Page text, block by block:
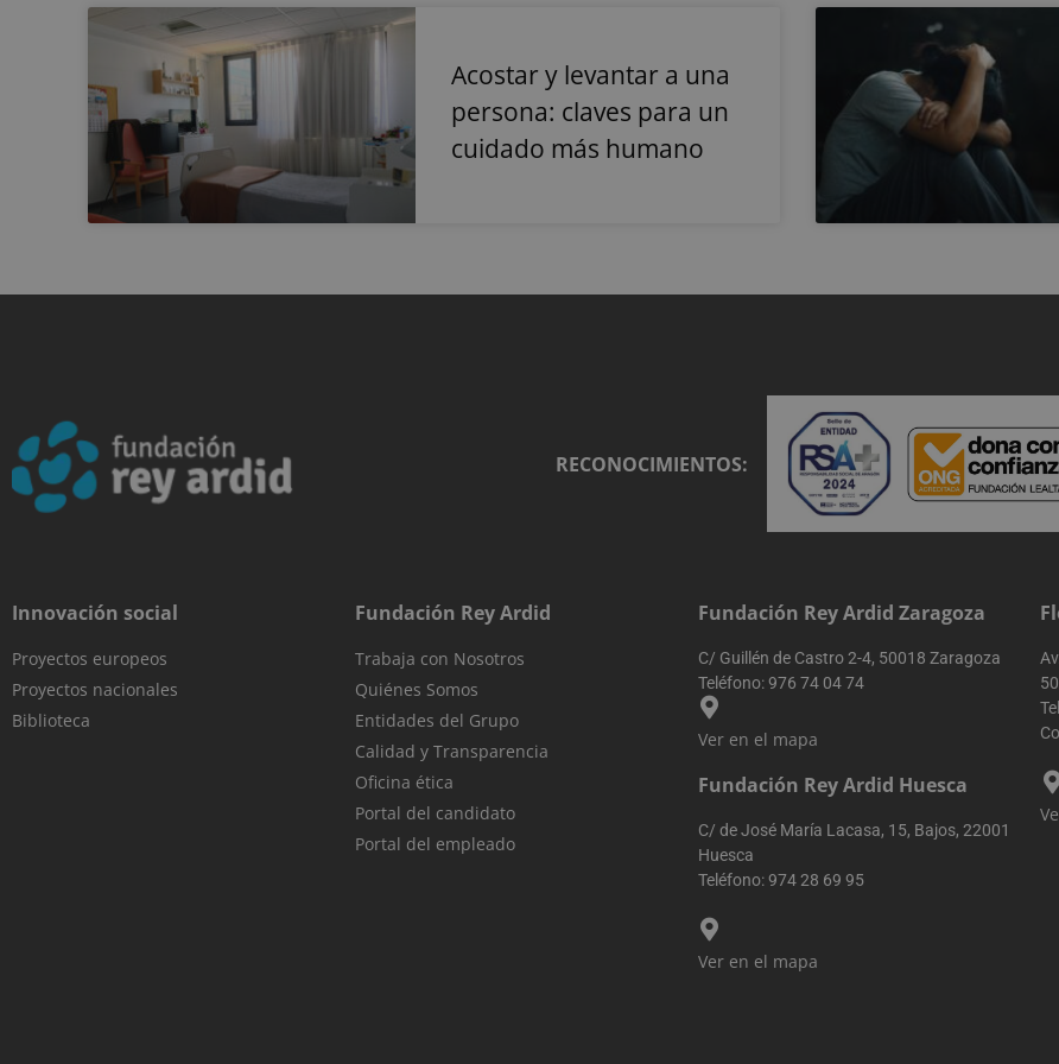
Acostar y levantar a una
persona: claves para un
cuidado más humano
RECONOCIMIENTOS:
Innovación social
Proyectos europeos
Proyectos nacionales
Biblioteca
Fundación Rey Ardid
Trabaja con Nosotros
Quiénes Somos
Entidades del Grupo
Calidad y Transparencia
Oficina ética
Portal del candidato
Portal del empleado
Fundación Rey Ardid Zaragoza
C/ Guillén de Castro 2-4, 50018 Zaragoza
Teléfono:976 74 04 74
Ver en el mapa
Fundación Rey Ardid Huesca
C/ de José María Lacasa, 15, Bajos, 22001
Huesca
Teléfono:974 28 69 95
Ver en el mapa
Esta cookie se utiliza para almacenar información
para distinguir entre usuarios y sesiones.
como fuente de tráfico, datos de campaña y
usuario para ayudar en el seguimiento y análisis de
campañas de marketing.
sbjs_current
Esta cookie se utiliza para rastrear las actividades e
usuarios en todo el sitio web para facilitar un mejor
comprensión de las fuentes de tráfico y el
Esta cookie se utiliza para rastrear las interacciones
migración entre diferentes páginas o secciones del
Esta cookie se utiliza para almacenar datos
ayudar a supervisar y analizar la eficacia de las
optimizar la experiencia del usuario en el sitio web.
Esta cookie se utiliza para rastrear la actividad y las
para mejorar el rendimiento y la usabilidad del sitio
comprender cómo interactúan los visitantes con el